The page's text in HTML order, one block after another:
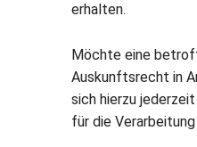
erhalten.
Möchte eine
Auskunftsrecht in
sich hierzu
für die